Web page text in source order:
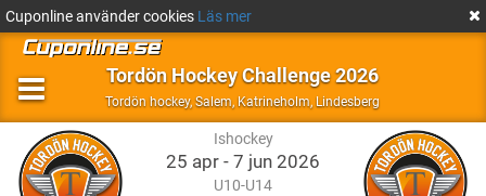
Cuponline använder cookies Läs mer
Tordön Hockey Challenge 2026
Tordön hockey,Ishockey
Salem, Katrineholm, LindesbergSalem,
Katrineholm,
Lindesberg
Ishockey
25 apr - 7 jun 2026
U10-U14